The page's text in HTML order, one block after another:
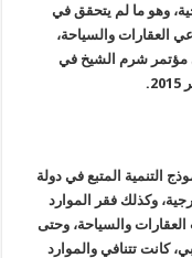
وهو ما لم يتحقق في
العقارات والسياحة،
مؤتمر شرم الشيخ في
.
التنمية المتبع في دولة
وكذلك فقر الموارد
والسياحة، وحتى
كانت تتنافي والموارد